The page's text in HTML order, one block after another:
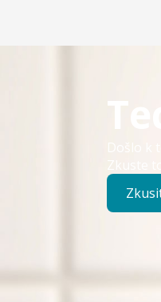
Došlo k
Zkuste